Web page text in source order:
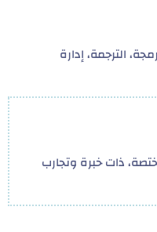
الترجمة، إدارة
ذات خبرة وتجارب